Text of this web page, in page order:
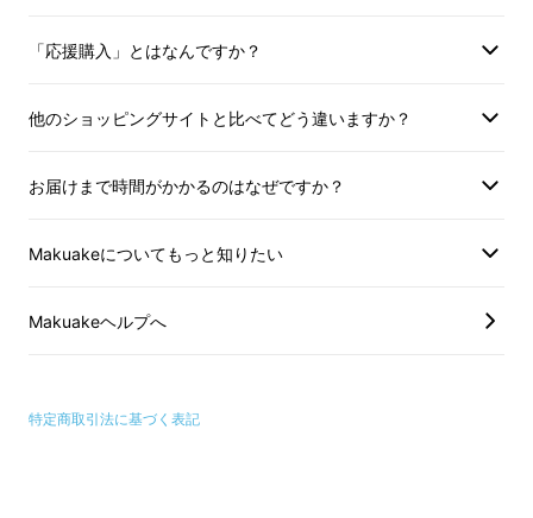
バックパック、メッセンジャーバック、ハンド
「応援購入」とはなんですか？
他のショッピングサイトと比べてどう違いますか？
お届けまで時間がかかるのはなぜですか？
Makuakeについてもっと知りたい
Makuakeヘルプへ
特定商取引法に基づく表記